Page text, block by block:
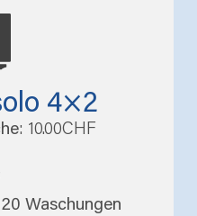
4×2
: 10.00CHF
Waschungen